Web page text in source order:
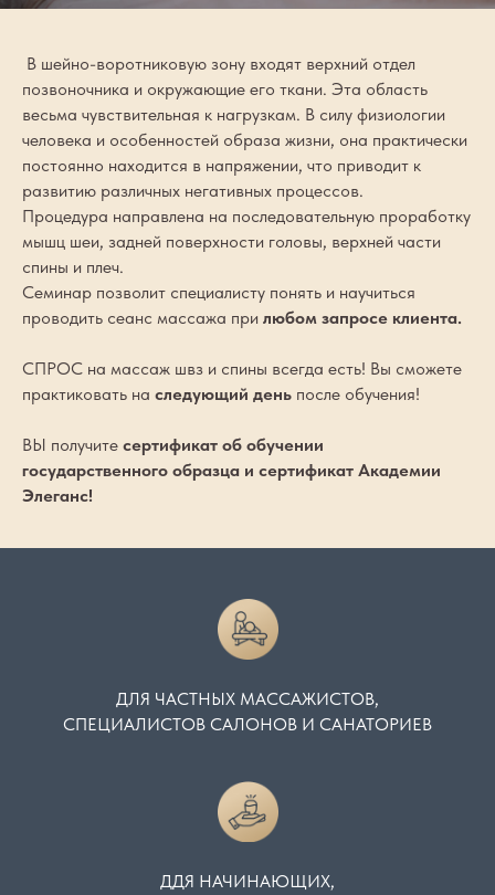
В шейно-воротниковую зону входят верхний отдел
позвоночника и окружающие его ткани. Эта область
весьма чувствительная к нагрузкам. В силу физиологии
человека и особенностей образа жизни, она практически
постоянно находится в напряжении, что приводит к
развитию различных негативных процессов.
Процедура направлена на последовательную проработку
мышц шеи, задней поверхности головы, верхней части
спины и плеч.
Семинар позволит специалисту понять и научиться
проводить сеанс массажа при любом запросе клиента.
СПРОС на массаж швз и спины всегда есть! Вы сможете
практиковать на следующий день после обучения!
ВЫ получите сертификат об обучении
государственного образца и сертификат Академии
Элеганс!
ДЛЯ ЧАСТНЫХ МАССАЖИСТОВ,
СПЕЦИАЛИСТОВ САЛОНОВ И САНАТОРИЕВ
ДДЯ НАЧИНАЮЩИХ,